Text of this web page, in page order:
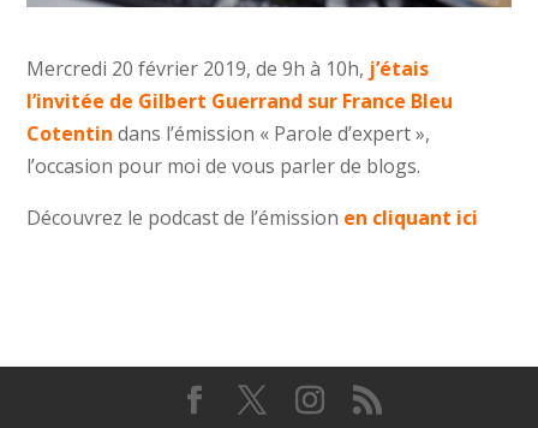
Mercredi 20 février 2019, de 9h à 10h, j’étais
l’invitée de Gilbert Guerrand sur France Bleu
Cotentin dans l’émission « Parole d’expert »,
l’occasion pour moi de vous parler de blogs.
Découvrez le podcast de l’émission en cliquant ici